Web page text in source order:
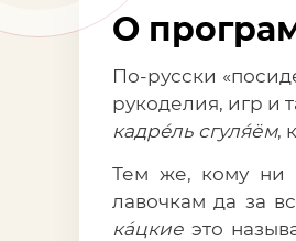
О
По-русски
рукоделия, игр и
кадрéль сгуля́ём,
Тем же, кому ни
лавочкам да за
кáцкие это